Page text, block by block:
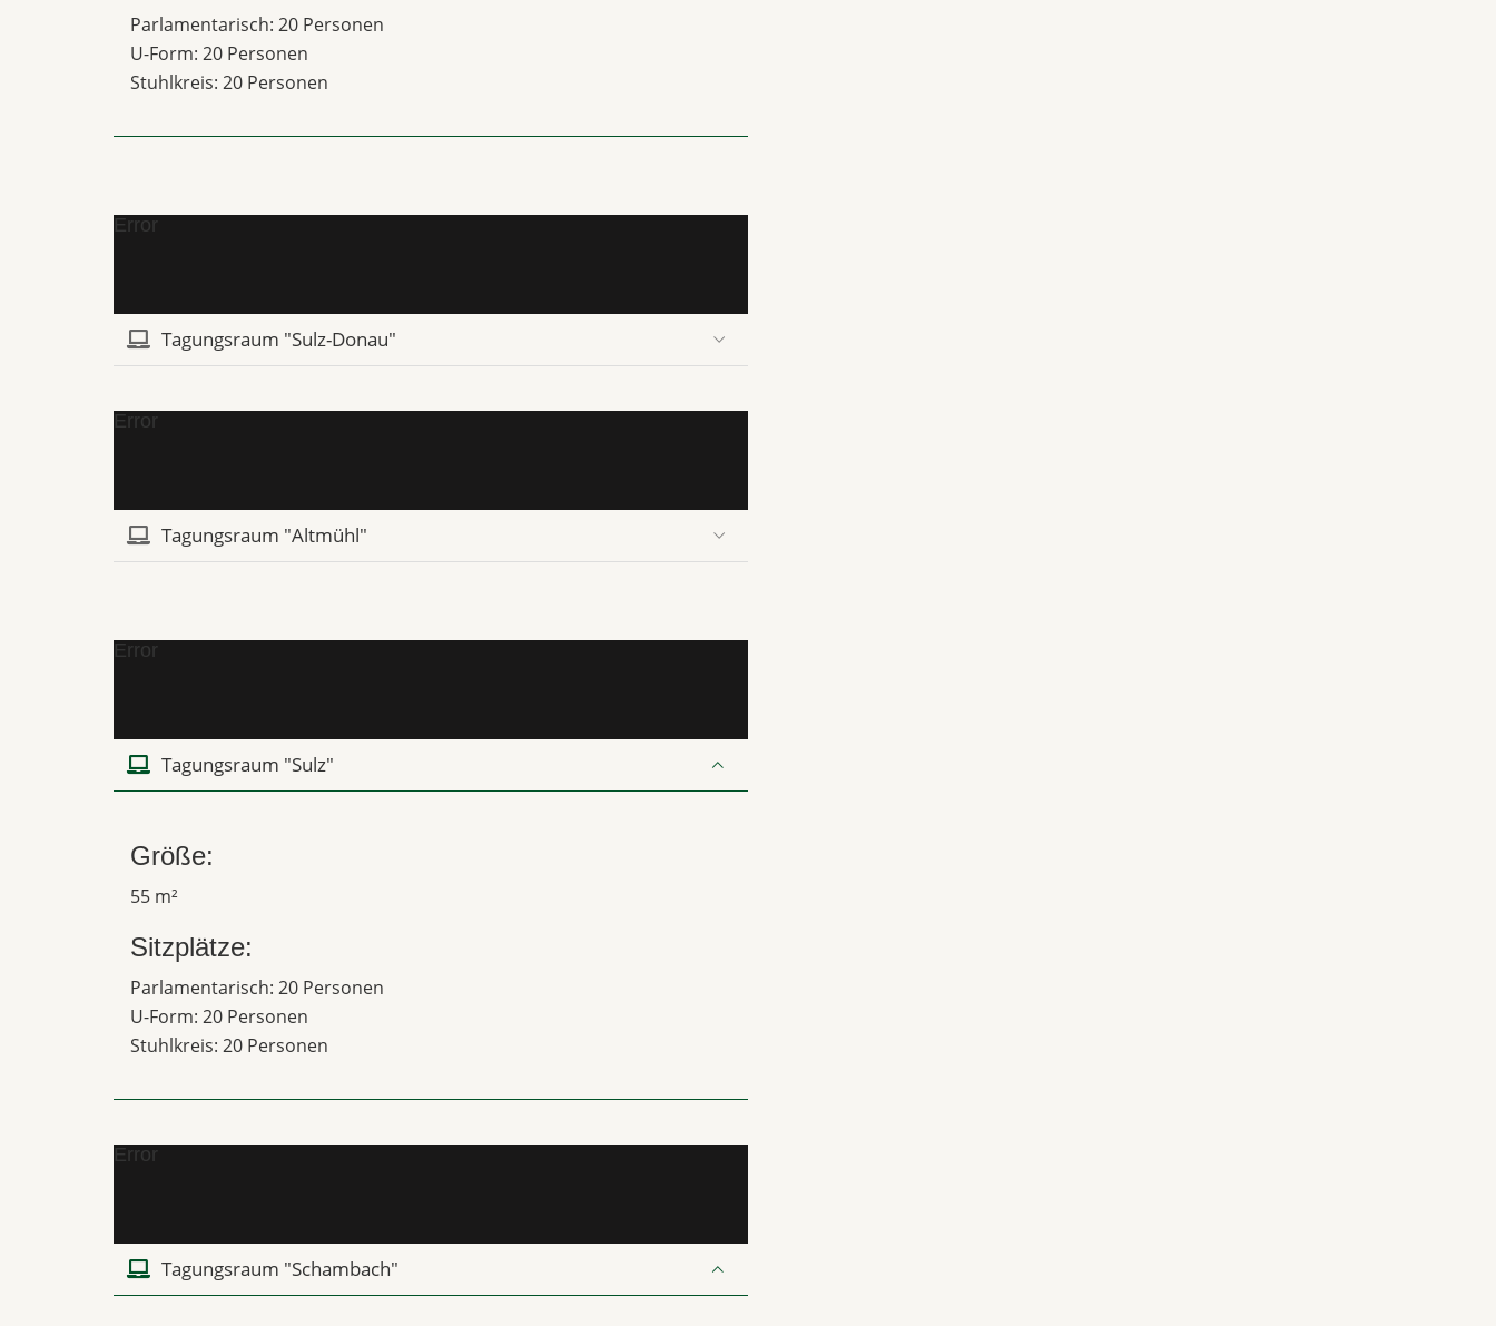
Parlamentarisch: 20 Personen
U-Form: 20 Personen
Stuhlkreis: 20 Personen
Error
Tagungsraum "Sulz-Donau"
Error
Tagungsraum "Altmühl"
Error
Tagungsraum "Sulz"
Größe:
55 m²
Sitzplätze:
Parlamentarisch: 20 Personen
U-Form: 20 Personen
Stuhlkreis: 20 Personen
Error
Tagungsraum "Schambach"